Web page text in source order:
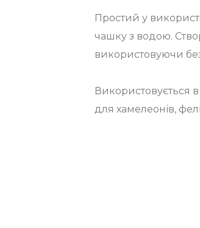
Простий у
чашку з водою.
використовуючи
Використовується
для хамелеонів,